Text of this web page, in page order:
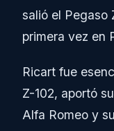
salió el Pegaso
primera vez en
Ricart fue
Z-102, aportó
Alfa Romeo y